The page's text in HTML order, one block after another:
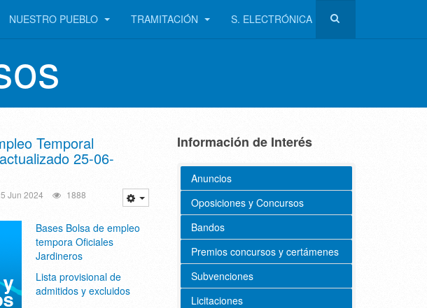
NUESTRO PUEBLO TRAMITACIÓN S. ELECTRÓNICA
Temporal
25-06-
Jun 2024 1888
Bases Bolsa de empleo
tempora Oficiales
Jardineros
Lista provisional de
admitidos y excluidos
Información de Interés
Anuncios
Oposiciones y Concursos
Bandos
Premios concursos y certámenes
Subvenciones
Licitaciones